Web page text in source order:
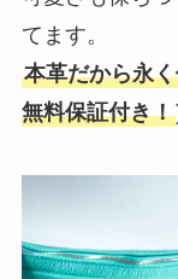
てます。
本革だから永
無料保証付き！